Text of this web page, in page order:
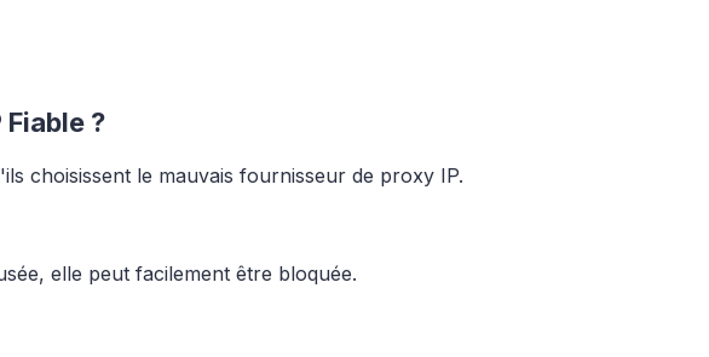
?
choisissent le mauvais fournisseur de proxy IP.
elle peut facilement être bloquée.